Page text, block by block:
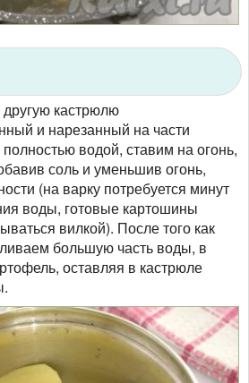
кастрюлю
и нарезанный на части
водой, ставим на огонь,
соль и уменьшив огонь,
(на варку потребуется минут
воды, готовые картошины
вилкой). После того как
большую часть воды, в
оставляя в кастрюле